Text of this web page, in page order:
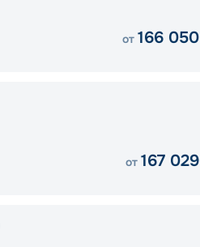
от 166 050
от 167 029